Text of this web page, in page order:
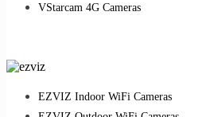
VStarcam 4G Cameras
EZVIZ Indoor WiFi Cameras